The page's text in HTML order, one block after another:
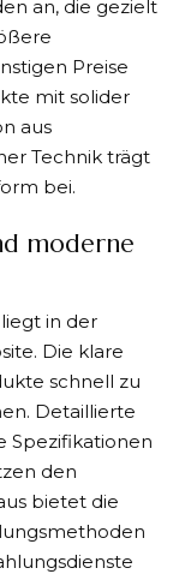
an, die gezielt
Preise
mit solider
aus
Technik trägt
bei.
moderne
liegt in der
Die klare
schnell zu
Detaillierte
Spezifikationen
den
bietet die